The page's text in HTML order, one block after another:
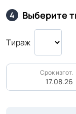
4 Выберите
Тираж
Срок изгот.
17.08.26